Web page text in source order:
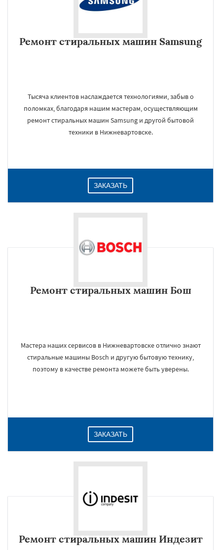
Ремонт стиральных машин Samsung
Тысяча клиентов наслаждается технологиями, забыв о
поломках, благодаря нашим мастерам, осуществляющим
ремонт стиральных машин Samsung и другой бытовой
техники в Нижневартовске.
ЗАКАЗАТЬ
Ремонт стиральных машин Бош
Мастера наших сервисов в Нижневартовске отлично знают
стиральные машины Bosch и другую бытовую технику,
поэтому в качестве ремонта можете быть уверены.
ЗАКАЗАТЬ
Ремонт стиральных машин Индезит